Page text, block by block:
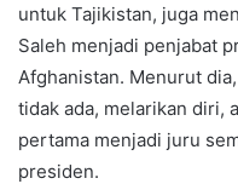
untuk Tajikistan, juga
Saleh menjadi penjabat
Afghanistan. Menurut
tidak ada, melarikan diri,
pertama menjadi juru
presiden.